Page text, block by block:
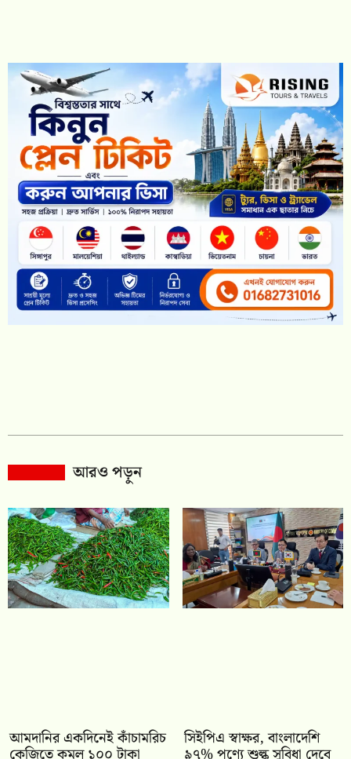
আরও পড়ুন
আমদানির একদিনেই কাঁচামরিচ সিইপিএ স্বাক্ষর, বাংলাদেশি